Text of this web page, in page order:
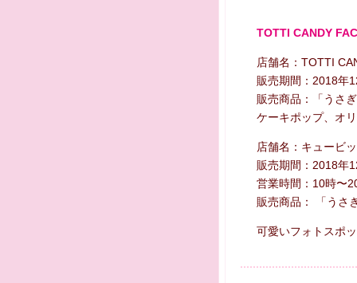
TOTTI CANDY
店舗名：TOTTI
販売期間：2018年
販売商品：「うさ
ケーキポップ、オ
店舗名：キュービ
販売期間：2018年
営業時間：10時〜
販売商品： 「うさ
可愛いフォトスポ